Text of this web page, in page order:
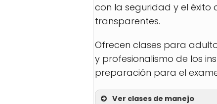
con la seguridad y el éxito
transparentes.
Ofrecen clases para
y profesionalismo de los
preparación para el
Ver clases de manejo